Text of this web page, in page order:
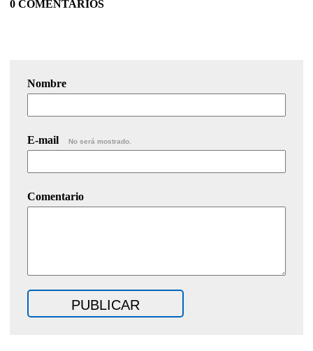
0 COMENTARIOS
Nombre
E-mail No será mostrado.
Comentario